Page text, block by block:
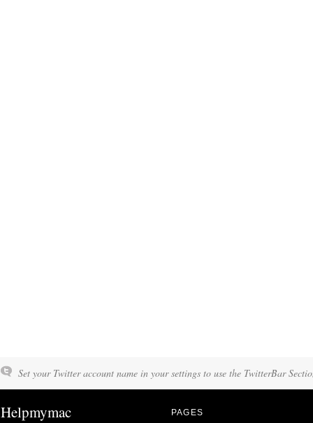
Set your Twitter account name in your settings to use the TwitterBar
Helpmymac PAGES